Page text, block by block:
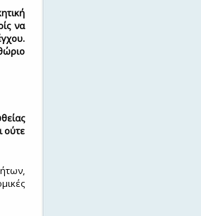
να
ούτε